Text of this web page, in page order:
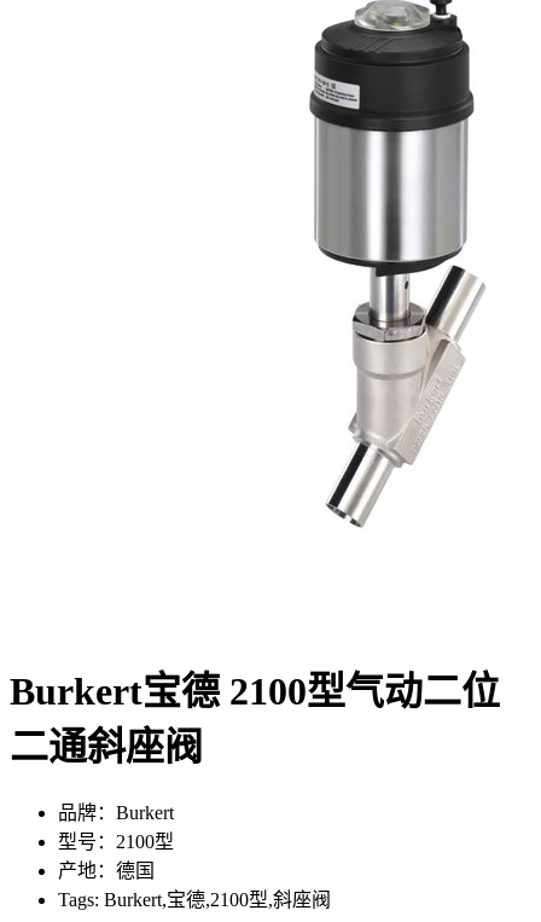
Burkert宝德 2100型气动二位
二通斜座阀
品牌：Burkert
型号：2100型
产地：德国
Tags: Burkert,宝德,2100型,斜座阀